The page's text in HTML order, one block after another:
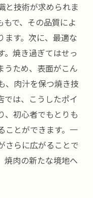
と技術が求められま
で、その品質によ
ます。次に、最適な
。焼き過ぎてはせっ
うため、表面がこん
、肉汁を保つ焼き技
では、こうしたポイ
、初心者でもとりも
ことができます。一
さらに広がることで
焼肉の新たな境地へ